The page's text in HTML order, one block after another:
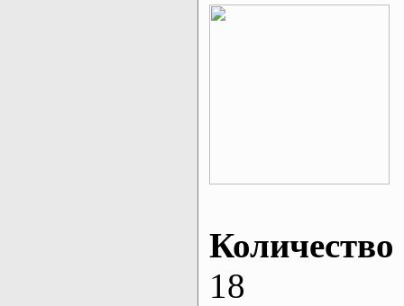
Количество
18